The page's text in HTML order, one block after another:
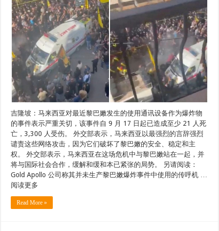
吉隆坡：马来西亚对最近黎巴嫩发生的使用通讯设备作为爆炸物
的事件表示严重关切，该事件自 9 月 17 日起已造成至少 21 人死
亡，3,300 人受伤。 外交部表示，马来西亚以最强烈的言辞强烈
谴责这些网络攻击，因为它们破坏了黎巴嫩的安全、稳定和主
权。 外交部表示，马来西亚在这场危机中与黎巴嫩站在一起，并
将与国际社会合作，缓解和缓和本已紧张的局势。 另请阅读：
Gold Apollo 公司称其并未生产黎巴嫩爆炸事件中使用的传呼机 …
阅读更多
Read More »